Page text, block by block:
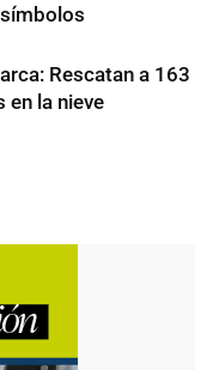
Rescatan a 163
la nieve